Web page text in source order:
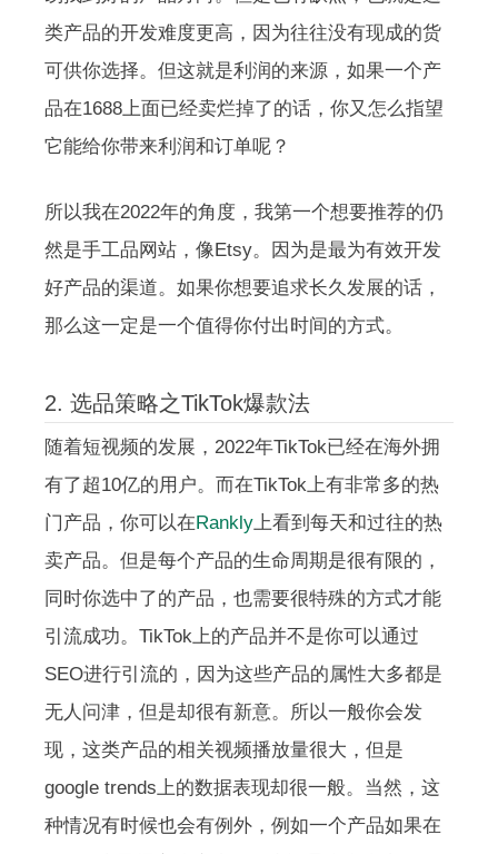
类产品的开发难度更高，因为往往没有现成的货
可供你选择。但这就是利润的来源，如果一个产
品在1688上面已经卖烂掉了的话，你又怎么指望
它能给你带来利润和订单呢？
所以我在2022年的角度，我第一个想要推荐的仍
然是手工品网站，像Etsy。因为是最为有效开发
好产品的渠道。如果你想要追求长久发展的话，
那么这一定是一个值得你付出时间的方式。
2. 选品策略之TikTok爆款法
随着短视频的发展，2022年TikTok已经在海外拥
有了超10亿的用户。而在TikTok上有非常多的热
门产品，你可以在 Rankly上看到每天和过往的热
卖产品。但是每个产品的生命周期是很有限的，
同时你选中了的产品，也需要很特殊的方式才能
引流成功。TikTok上的产品并不是你可以通过
SEO进行引流的，因为这些产品的属性大多都是
无人问津，但是却很有新意。所以一般你会发
现，这类产品的相关视频播放量很大，但是
google trends上的数据表现却很一般。当然，这
种情况有时候也会有例外，例如一个产品如果在